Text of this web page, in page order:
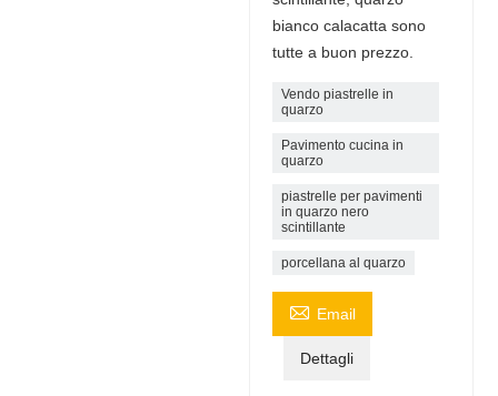
bianco calacatta sono
tutte a buon prezzo.
Vendo piastrelle in
quarzo
Pavimento cucina in
quarzo
piastrelle per pavimenti
in quarzo nero
scintillante
porcellana al quarzo
 Email
Dettagli